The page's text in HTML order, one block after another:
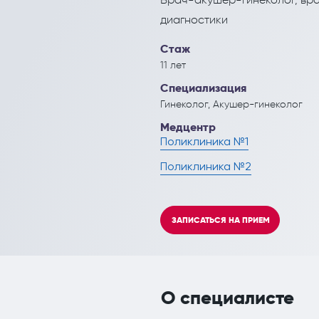
Кардиология
Колопроктология
Лечебный массаж
Неврология
Нефрология
Онкология
Остеопат и кинезиолог
Инъекционные
диагностики
Стаж
11 лет
Специализация
Гинеколог, Акушер-гинеколог
Медцентр
Поликлиника №1
Поликлиника №2
ЗАПИСАТЬСЯ НА ПРИЕМ
О специалисте